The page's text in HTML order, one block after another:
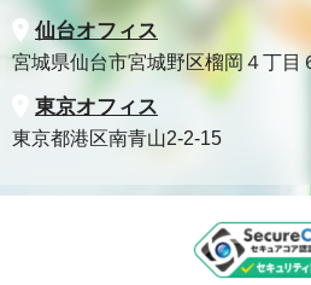
仙台オフィス
宮城県仙台市宮城野区榴岡４丁目
東京オフィス
東京都港区南青山2-2-15